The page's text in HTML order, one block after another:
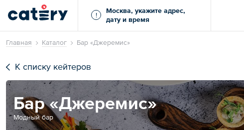
!
Москва, укажите адрес,
дату и время
Главная Каталог Бар «Джеремис»
К списку кейтеров
Бар «Джеремис»
Модный бар